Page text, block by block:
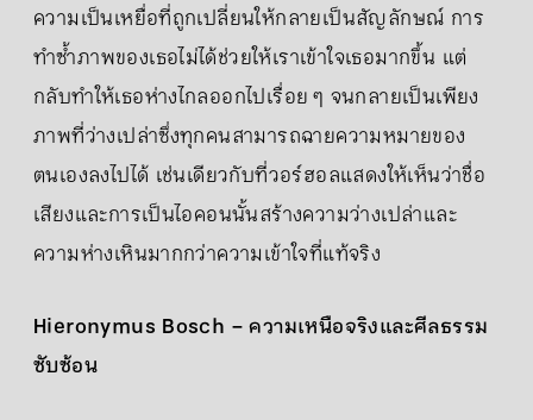
ความเป็นเหยื่อที่ถูกเปลี่ยนให้กลายเป็นสัญลักษณ์ การ
ทำซ้ำภาพของเธอไม่ได้ช่วยให้เราเข้าใจเธอมากขึ้น แต่
กลับทำให้เธอห่างไกลออกไปเรื่อย ๆ จนกลายเป็นเพียง
ภาพที่ว่างเปล่าซึ่งทุกคนสามารถฉายความหมายของ
ตนเองลงไปได้ เช่นเดียวกับที่วอร์ฮอลแสดงให้เห็นว่าชื่อ
เสียงและการเป็นไอคอนนั้นสร้างความว่างเปล่าและ
ความห่างเหินมากกว่าความเข้าใจที่แท้จริง
Hieronymus Bosch – ความเหนือจริงและศีลธรรม
ซับซ้อน